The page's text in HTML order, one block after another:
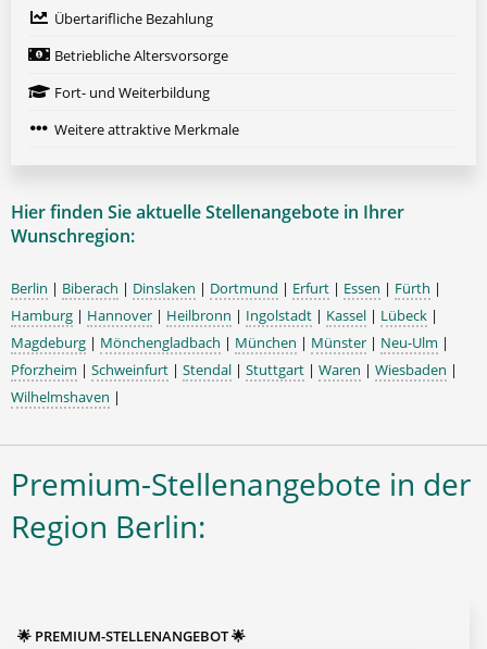
Übertarifliche Bezahlung
Betriebliche Altersvorsorge
Fort- und Weiterbildung
Weitere attraktive Merkmale
Hier finden Sie aktuelle Stellenangebote in Ihrer
Wunschregion:
Berlin | Biberach | Dinslaken | Dortmund | Erfurt | Essen | Fürth |
Hamburg | Hannover | Heilbronn | Ingolstadt | Kassel | Lübeck |
Magdeburg | Mönchengladbach | München | Münster | Neu-Ulm |
Pforzheim | Schweinfurt | Stendal | Stuttgart | Waren | Wiesbaden |
Wilhelmshaven |
Premium-Stellenangebote in der
Region Berlin:
🌟 PREMIUM-STELLENANGEBOT 🌟